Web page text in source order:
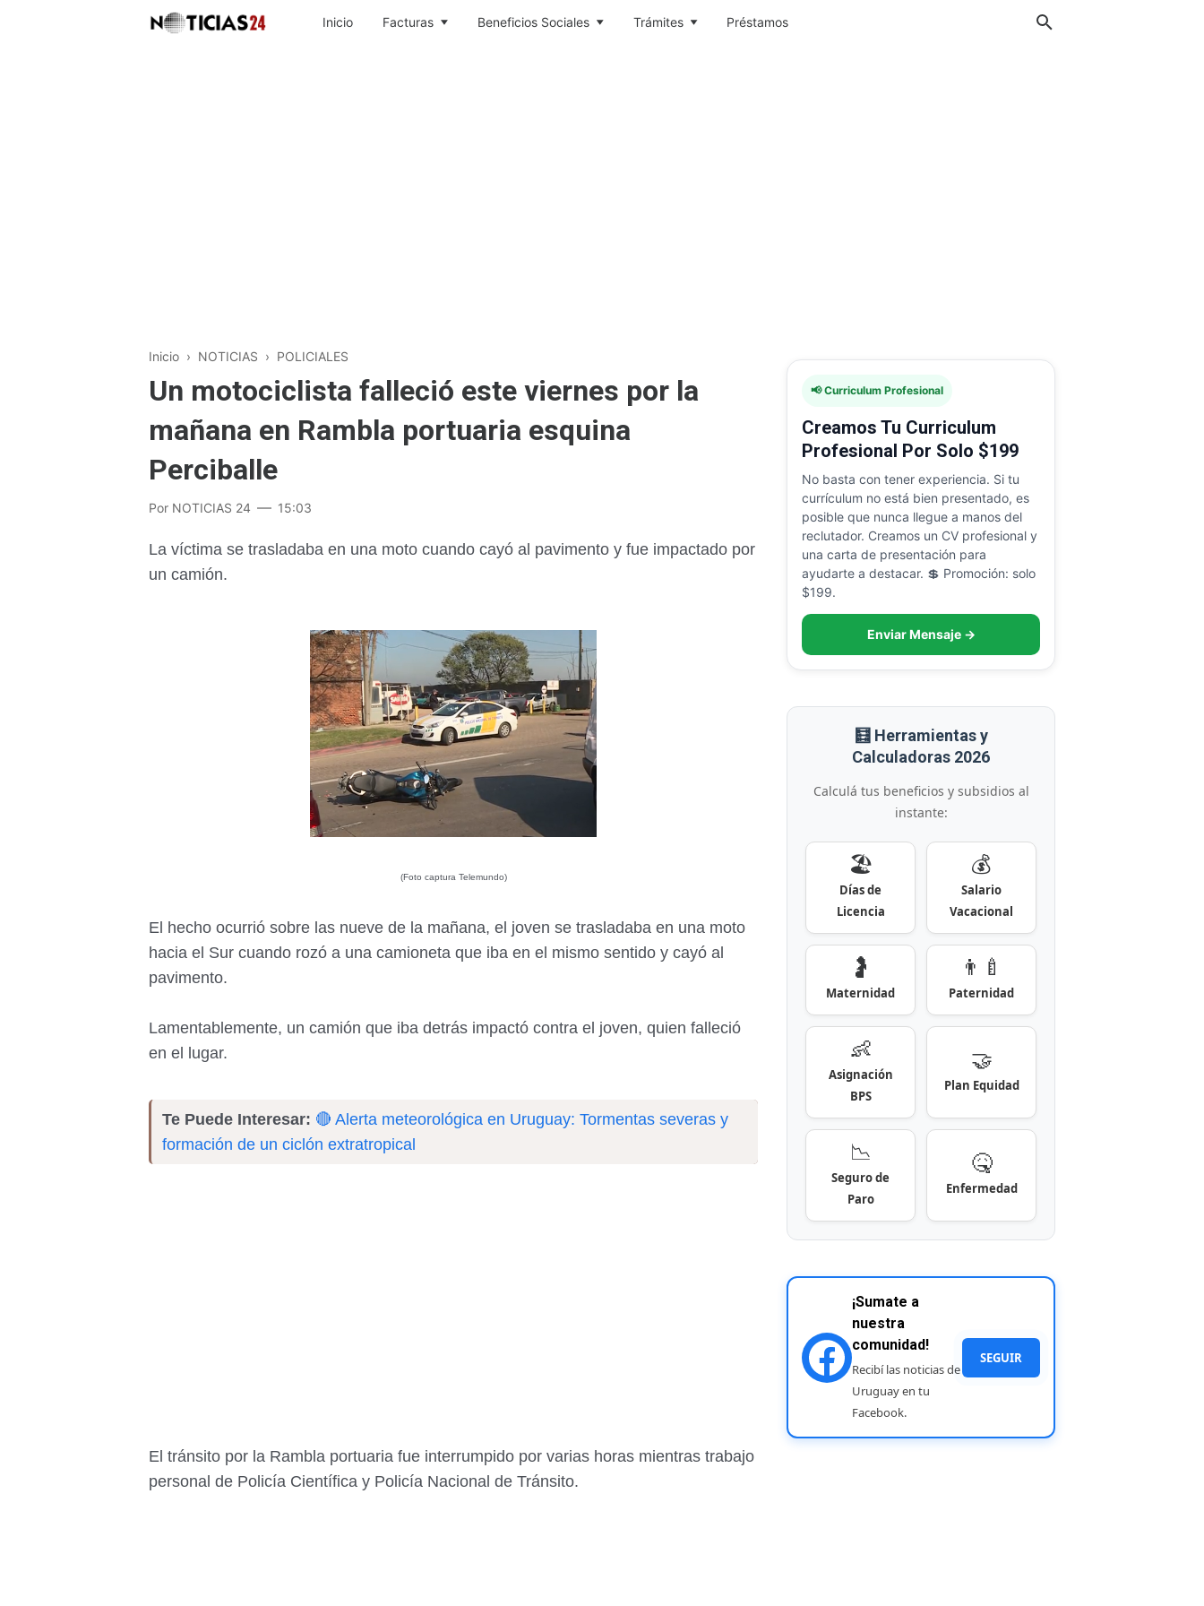
Inicio Facturas Beneficios Sociales Trámites Préstamos
Inicio › NOTICIAS › POLICIALES
Un motociclista falleció este viernes por la
mañana en Rambla portuaria esquina
Perciballe
Por NOTICIAS 24 15:03
La víctima se trasladaba en una moto cuando cayó al pavimento y fue impactado por
un camión.
(Foto captura Telemundo)
El hecho ocurrió sobre las nueve de la mañana, el joven se trasladaba en una moto
hacia el Sur cuando rozó a una camioneta que iba en el mismo sentido y cayó al
pavimento.
Lamentablemente, un camión que iba detrás impactó contra el joven, quien falleció
en el lugar.
Te Puede Interesar: 🔴 Alerta meteorológica en Uruguay: Tormentas severas y
formación de un ciclón extratropical
El tránsito por la Rambla portuaria fue interrumpido por varias horas mientras trabajo
personal de Policía Científica y Policía Nacional de Tránsito.
📢 Curriculum Profesional
Creamos Tu Curriculum
Profesional Por Solo $199
No basta con tener experiencia. Si tu
currículum no está bien presentado, es
posible que nunca llegue a manos del
reclutador. Creamos un CV profesional y
una carta de presentación para
ayudarte a destacar. 💲 Promoción: solo
$199.
Enviar Mensaje →
🧮 Herramientas y
Calculadoras 2026
Calculá tus beneficios y subsidios al
instante:
🏖️
Días de
Licencia
💰
Salario
Vacacional
🤰
Maternidad
👨‍🍼
Paternidad
👶
Asignación
BPS
🤝
Plan Equidad
📉
Seguro de
Paro
🤒
Enfermedad
¡Sumate a
nuestra
comunidad!
Recibí las noticias de
Uruguay en tu
Facebook.
SEGUIR